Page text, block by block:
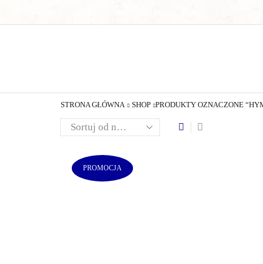
STRONA GŁÓWNA SHOP PRODUKTY OZNACZONE
PROMOCJA